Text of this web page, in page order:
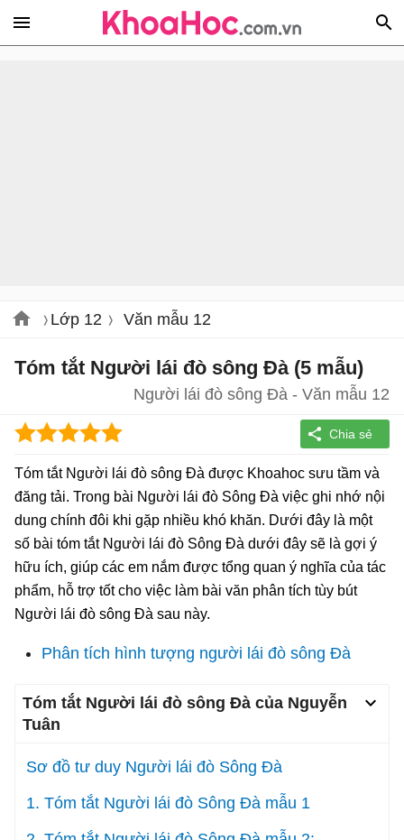
Lớp 12 Văn mẫu 12
Tóm tắt Người lái đò sông Đà (5 mẫu)
Người lái đò sông Đà - Văn mẫu 12
Tóm tắt Người lái đò sông Đà được Khoahoc sưu tầm và
đăng tải. Trong bài Người lái đò Sông Đà việc ghi nhớ nội
dung chính đôi khi gặp nhiều khó khăn. Dưới đây là một
số bài tóm tắt Người lái đò Sông Đà dưới đây sẽ là gợi ý
hữu ích, giúp các em nắm được tổng quan ý nghĩa của tác
phẩm, hỗ trợ tốt cho việc làm bài văn phân tích tùy bút
Người lái đò sông Đà sau này.
Phân tích hình tượng người lái đò sông Đà
Tóm tắt Người lái đò sông Đà của Nguyễn
Tuân
Sơ đồ tư duy Người lái đò Sông Đà
1. Tóm tắt Người lái đò Sông Đà mẫu 1